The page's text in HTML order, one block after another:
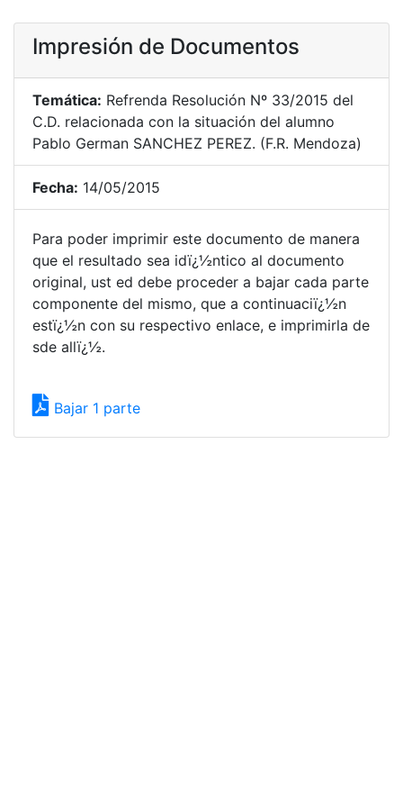
Impresión de Documentos
Temática: Refrenda Resolución Nº 33/2015 del
C.D. relacionada con la situación del alumno
Pablo German SANCHEZ PEREZ. (F.R. Mendoza)
Fecha: 14/05/2015
Para poder imprimir este documento de manera
que el resultado sea idï¿½ntico al documento
original, ust ed debe proceder a bajar cada parte
componente del mismo, que a continuaciï¿½n
estï¿½n con su respectivo enlace, e imprimirla de
sde allï¿½.
Bajar 1 parte